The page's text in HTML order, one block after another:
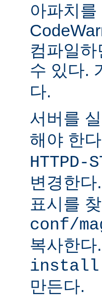
아파치
컴파일
수 있다.
다.
서버를
해야 한
HTTPD-
변경한다.
표시를
conf/
복사한
install
만든다.